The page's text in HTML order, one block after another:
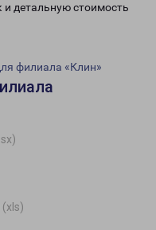
и детальную стоимость
филиала «Клин»
(xls)